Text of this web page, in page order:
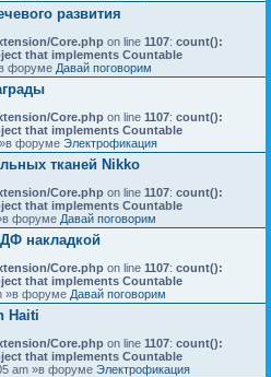
развития
Core.php on line 1107: count():
that implements Countable
форуме Давай поговорим
Core.php on line 1107: count():
that implements Countable
форуме Электрофикация
тканей Nikko
Core.php on line 1107: count():
that implements Countable
форуме Давай поговорим
накладкой
Core.php on line 1107: count():
that implements Countable
»в форуме Давай поговорим
Haiti
Core.php on line 1107: count():
that implements Countable
am »в форуме Электрофикация